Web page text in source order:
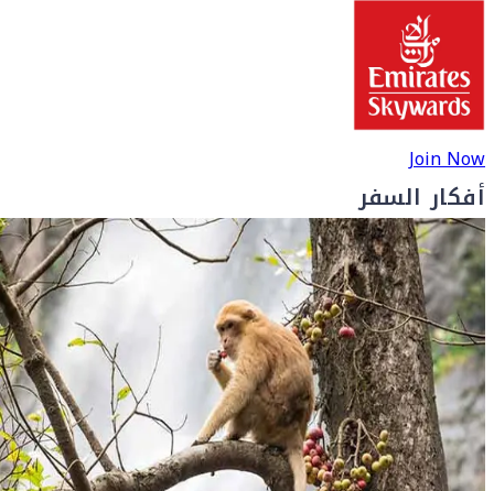
Join Now
أفكار السفر